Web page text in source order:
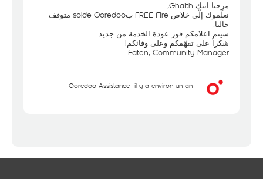
مرحبا ابيك Ghaith,
نعلّموك إلّي خلاص FREE Fire بsolde Ooredoo متوقف
حاليا.
سيتم اعلامكم فور عودة الخدمة من جديد.
شكراً على تفهّمكم وعلى وفائكم!
Faten, Community Manager
Ooredoo Assistance il y a environ un an